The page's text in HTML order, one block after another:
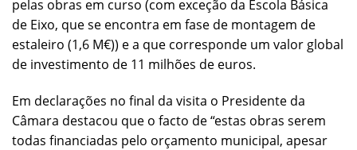
pelas obras em curso (com exceção da Escola Básica
de Eixo, que se encontra em fase de montagem de
estaleiro (1,6 M€)) e a que corresponde um valor global
de investimento de 11 milhões de euros.
Em declarações no final da visita o Presidente da
Câmara destacou que o facto de “estas obras serem
todas financiadas pelo orçamento municipal, apesar